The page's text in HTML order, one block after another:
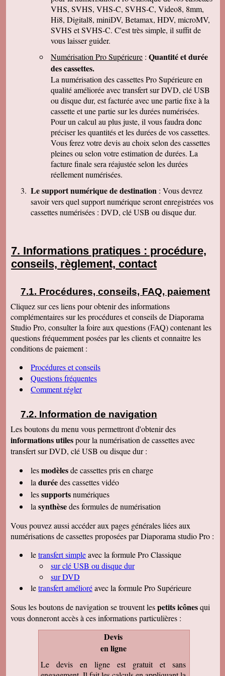
parler de vous . Encore merci
J-Pierre B.
Tout est OK, merci! Dans l'avenir, j'aurai sans
doute encore recours à vous pour le même
genre de travail. Cordialement
Félix F.
J'ai bien reçu votre colis et vous remercie d'
avoir effectué ce travail délicat . J'ai visionné
les disquettes et suis pour ma part satisfait , je
pense que mon fils sera très heureux de
retrouver de tels souvenirs. Merci beaucoup
pour la rapidité du traitement de ma commande,
Très cordialement.
Michel J.
Bonjour merci de votre professionalisme et
exactitude si l'occasion se présente de vous
faire connaître je le ferai avec plaisir.
Cordialement
VHS, SVHS, VHS-C, SVHS-C, Video8, 8mm,
Hi8, Digital8, miniDV, Betamax, HDV, microMV,
SVHS et SVHS-C. C'est très simple, il suffit de
vous laisser guider.
Numérisation Pro Supérieure : Quantité et durée
des cassettes.
La numérisation des cassettes Pro Supérieure en
qualité améliorée avec transfert sur DVD, clé USB
ou disque dur, est facturée avec une partie fixe à la
cassette et une partie sur les durées numérisées.
Pour un calcul au plus juste, il vous faudra donc
préciser les quantités et les durées de vos cassettes.
Vous ferez votre devis au choix selon des cassettes
pleines ou selon votre estimation de durées. La
facture finale sera réajustée selon les durées
réellement numérisées.
Le support numérique de destination : Vous devrez
savoir vers quel support numérique seront enregistrées vos
cassettes numérisées : DVD, clé USB ou disque dur.
Informations pratiques : procédure,
conseils, règlement, contact
Procédures, conseils, FAQ, paiement
Cliquez sur ces liens pour obtenir des informations
complémentaires sur les procédures et conseils de Diaporama
Studio Pro, consulter la foire aux questions (FAQ) contenant les
questions fréquemment posées par les clients et connaitre les
conditions de paiement :
Procédures et conseils
Questions fréquentes
Comment régler
Information de navigation
Les boutons du menu vous permettront d'obtenir des
informations utilespour la numérisation de cassettes avec
transfert sur DVD, clé USB ou disque dur :
lesmodèlesde cassettes pris en charge
la duréedes cassettes vidéo
lessupportsnumériques
la synthèsedes formules de numérisation
Vous pouvez aussi accéder aux pages générales liées aux
numérisations de cassettes proposées par Diaporama studio Pro :
letransfert simpleavec la formule Pro Classique
sur clé USB ou disque dur
sur DVD
letransfert amélioréavec la formule Pro Supérieure
Sous les boutons de navigation se trouvent lespetits icônesqui
vous donneront accès à ces informations particulières :
Devis
en ligne
Le devis en ligne est gratuit et sans